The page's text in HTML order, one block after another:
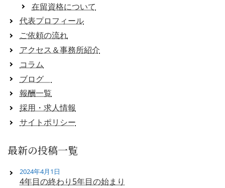
在留資格について
代表プロフィール
ご依頼の流れ
アクセス＆事務所紹介
コラム
ブログ
報酬一覧
採用・求人情報
サイトポリシー
最新の投稿一覧
4年目の終わり5年目の始まり
2024年4月1日